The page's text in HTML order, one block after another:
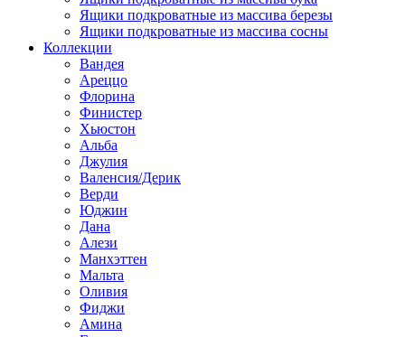
Ящики подкроватные из массива березы
Ящики подкроватные из массива сосны
Коллекции
Вандея
Ареццо
Флорина
Финистер
Хьюстон
Альба
Джулия
Валенсия/Дерик
Верди
Юджин
Дана
Алези
Манхэттен
Мальта
Оливия
Фиджи
Амина